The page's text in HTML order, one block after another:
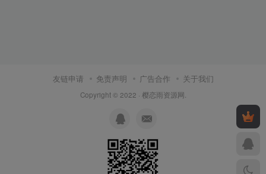
友链申请 免责声明 广告合作 关于我们
Copyright © 2022 · 樱恋雨资源网